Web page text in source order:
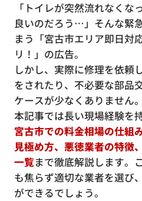
「トイレが突然流れなく
良いのだろう…」そんな緊
まう「宮古市エリア即日対
リ！」の広告。
しかし、実際に修理を依頼
をされたり、不必要な部品
ケースが少なくありません。
本記事では長い現場経験を
宮古市での料金相場の仕組
見極め方、悪徳業者の特徴
一覧まで徹底解説します。
も焦らず適切な業者を選び
ができるでしょう。